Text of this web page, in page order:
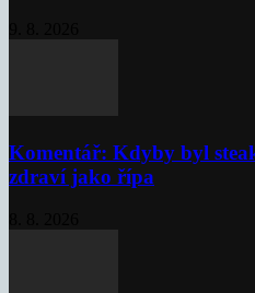
Komentář: Kdyby byl
zdraví jako řípa